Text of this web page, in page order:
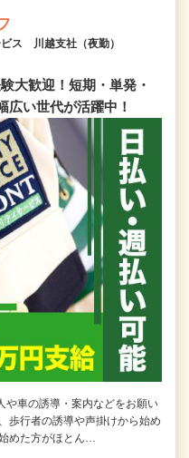
ス 川越支社（夜勤）
大歓迎！短期・単発・
広い世代が活躍中！
や車の誘導・案内などをお願い
歩行者の誘導や声掛けから始め
めた方がほとん…